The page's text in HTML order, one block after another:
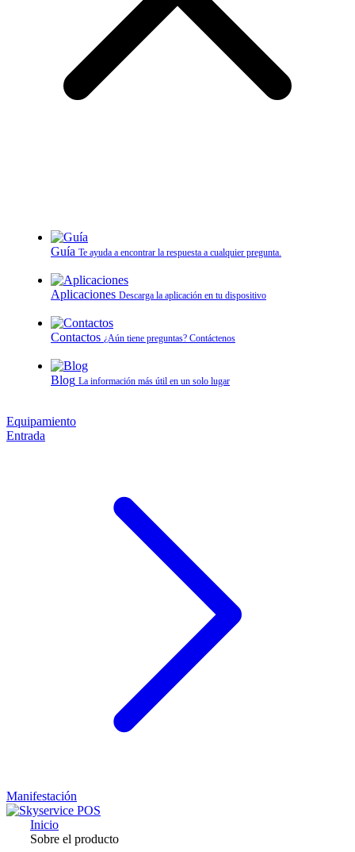
Guía Te ayuda a encontrar la respuesta a cualquier pregunta.
Aplicaciones Descarga la aplicación en tu dispositivo
Contactos ¿Aún tiene preguntas? Contáctenos
Blog La información más útil en un solo lugar
Equipamiento
Entrada
Manifestación
Inicio
Sobre el producto